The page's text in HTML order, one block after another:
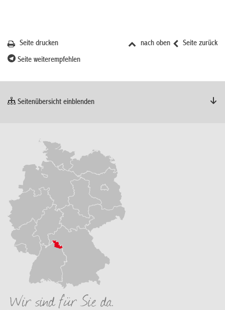
Seite zurück
nach oben
Seite drucken
Seite weiterempfehlen
Seitenübersicht einblenden